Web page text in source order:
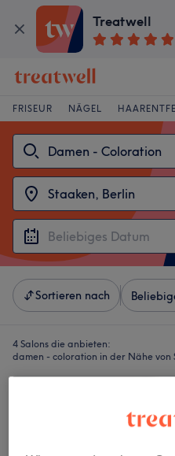
Treatwell
FRISEUR NÄGEL
Sortieren nach
4 Salons die anbieten:
damen - coloration in der Nähe von